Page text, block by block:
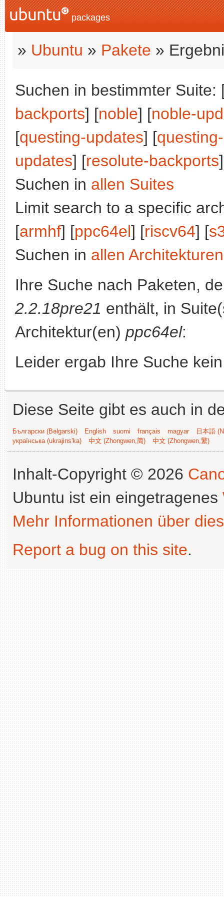
packages
» Ubuntu » Pakete »
Suchen in bestimmter Suite:
backports] [noble] [noble-
[questing-updates] [
updates] [resolute-backports
Suchen in allen Suites
Limit search to a specific
[armhf] [ppc64el] [riscv64] [
Suchen in allen Architekturen
Ihre Suche nach Paketen,
2.2.18pre21 enthält, in
Architektur(en) ppc64el:
Leider ergab Ihre Suche
Diese Seite gibt es auch in
Български (Bəlgarski) English suomi français magyar
日本語
українська (ukrajins'ka)
中文 (Zhongwen,简) 中文 (Zhongwen,繁)
Inhalt-Copyright © 2026
Ubuntu ist ein eingetragenes
Mehr Informationen über
Report a bug on this site.